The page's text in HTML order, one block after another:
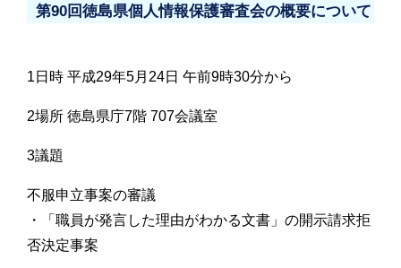
第90回徳島県個人情報保護審査会の概要について
1日時 平成29年5月24日 午前9時30分から
2場所 徳島県庁7階 707会議室
3議題
不服申立事案の審議
・「職員が発言した理由がわかる文書」の開示請求拒
否決定事案